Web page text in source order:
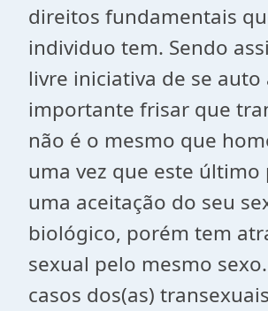
direitos fundamentais
individuo tem. Sendo
livre iniciativa de se auto
importante frisar que
não é o mesmo que
uma vez que este último
uma aceitação do seu
biológico, porém tem
sexual pelo mesmo sexo.
casos dos(as)